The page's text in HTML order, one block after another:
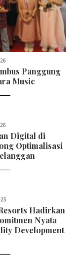
Panggung
Music
Digital di
Optimalisasi
Hadirkan
Nyata
Development